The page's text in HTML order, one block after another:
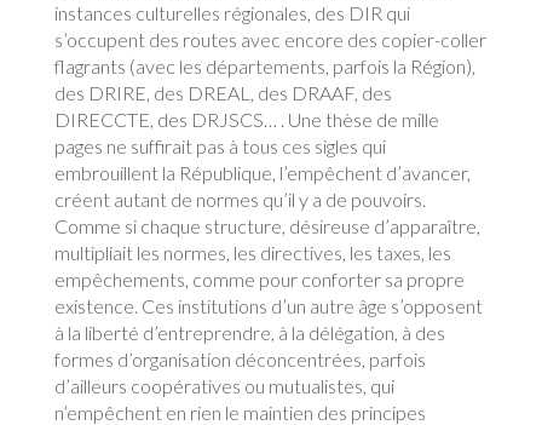
instances culturelles régionales, des DIR qui
s’occupent des routes avec encore des copier-coller
flagrants (avec les départements, parfois la Région),
des DRIRE, des DREAL, des DRAAF, des
DIRECCTE, des DRJSCS… . Une thèse de mille
pages ne suffirait pas à tous ces sigles qui
embrouillent la République, l’empêchent d’avancer,
créent autant de normes qu’il y a de pouvoirs.
Comme si chaque structure, désireuse d’apparaître,
multipliait les normes, les directives, les taxes, les
empêchements, comme pour conforter sa propre
existence. Ces institutions d’un autre âge s’opposent
à la liberté d’entreprendre, à la délégation, à des
formes d’organisation déconcentrées, parfois
d’ailleurs coopératives ou mutualistes, qui
n’empêchent en rien le maintien des principes